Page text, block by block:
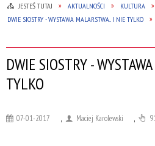
JESTEŚ TUTAJ AKTUALNOŚCI
KULTURA
DWIE SIOSTRY - WYSTAWA MALARSTWA... I NIE TYLKO
DWIE SIOSTRY -
TYLKO
07-01-2017 Maciej Karolewski